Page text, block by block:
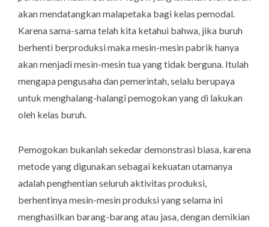
akan mendatangkan malapetaka bagi kelas pemodal.
Karena sama-sama telah kita ketahui bahwa, jika buruh
berhenti berproduksi maka mesin-mesin pabrik hanya
akan menjadi mesin-mesin tua yang tidak berguna. Itulah
mengapa pengusaha dan pemerintah, selalu berupaya
untuk menghalang-halangi pemogokan yang di lakukan
oleh kelas buruh.
Pemogokan bukanlah sekedar demonstrasi biasa, karena
metode yang digunakan sebagai kekuatan utamanya
adalah penghentian seluruh aktivitas produksi,
berhentinya mesin-mesin produksi yang selama ini
menghasilkan barang-barang atau jasa, dengan demikian